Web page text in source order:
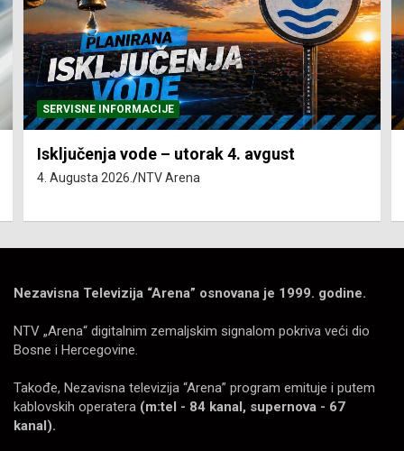
SERVISNE INFORMACIJE
Isključenja vode – utorak 4. avgust
4. Augusta 2026. NTV Arena
Nezavisna Televizija “Arena” osnovana je 1999. godine.
NTV „Arena“ digitalnim zemaljskim signalom pokriva veći dio
Bosne i Hercegovine.
Takođe, Nezavisna televizija “Arena” program emituje i putem
kablovskih operatera (m:tel - 84 kanal, supernova - 67
kanal).